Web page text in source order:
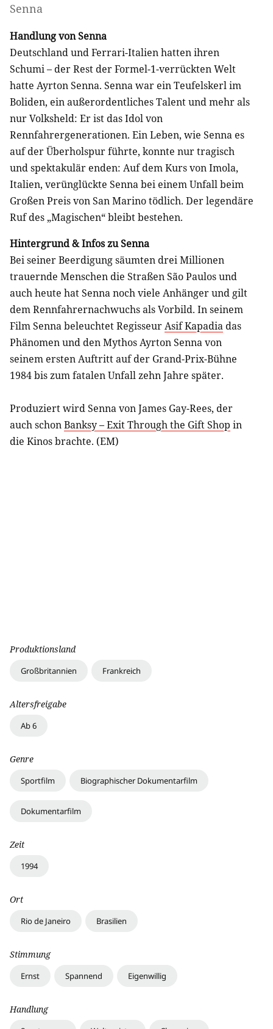
Senna
Handlung von Senna
Deutschland und Ferrari-Italien hatten ihren
Schumi – der Rest der Formel-1-verrückten Welt
hatte Ayrton Senna. Senna war ein Teufelskerl im
Boliden, ein außerordentliches Talent und mehr als
nur Volksheld: Er ist das Idol von
Rennfahrergenerationen. Ein Leben, wie Senna es
auf der Überholspur führte, konnte nur tragisch
und spektakulär enden: Auf dem Kurs von Imola,
Italien, verünglückte Senna bei einem Unfall beim
Großen Preis von San Marino tödlich. Der legendäre
Ruf des „Magischen“ bleibt bestehen.
Hintergrund & Infos zu Senna
Bei seiner Beerdigung säumten drei Millionen
trauernde Menschen die Straßen São Paulos und
auch heute hat Senna noch viele Anhänger und gilt
dem Rennfahrernachwuchs als Vorbild. In seinem
Film Senna beleuchtet RegisseurAsif Kapadia das
Phänomen und den Mythos Ayrton Senna von
seinem ersten Auftritt auf der Grand-Prix-Bühne
1984 bis zum fatalen Unfall zehn Jahre später.
Produziert wird Senna von James Gay-Rees, der
auch schonBanksy – Exit Through the Gift Shop in
die Kinos brachte. (EM)
Produktionsland
Großbritannien Frankreich
Altersfreigabe
Ab 6
Genre
Sportfilm Biographischer Dokumentarfilm
Dokumentarfilm
Zeit
1994
Ort
Rio de Janeiro Brasilien
Stimmung
Ernst Spannend Eigenwillig
Handlung